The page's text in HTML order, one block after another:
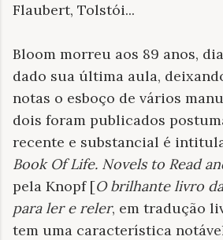
Flaubert, Tolstói...
Bloom morreu aos 89 anos,
dado sua última aula,
notas o esboço de vários
dois foram publicados
recente e substancial é
Book Of Life. Novels to Read
pela Knopf [O brilhante livro
para ler e reler, em tradução
tem uma característica